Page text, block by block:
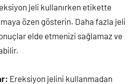
jeli kullanırken etikette
özen gösterin. Daha fazla jeli
elde etmenizi sağlamaz ve
Ereksiyon jelini kullanmadan